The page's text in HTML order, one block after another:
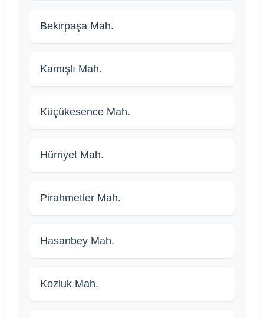
Bekirpaşa Mah.
Kamışlı Mah.
Küçükesence Mah.
Hürriyet Mah.
Pirahmetler Mah.
Hasanbey Mah.
Kozluk Mah.